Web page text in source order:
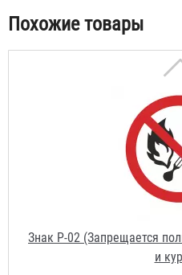
Табы
Похожие товары
Знак P-02 (Запрещается
и
23 ₽